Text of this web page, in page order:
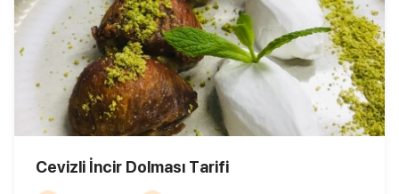
Cevizli İncir Dolması Tarifi